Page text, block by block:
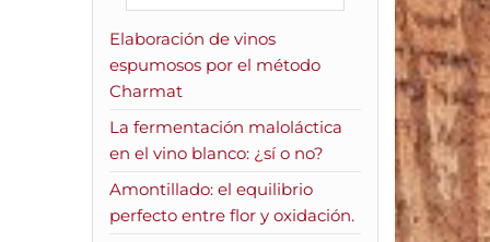
Elaboración de vinos
espumosos por el método
Charmat
La fermentación maloláctica
en el vino blanco: ¿sí o no?
Amontillado: el equilibrio
perfecto entre flor y oxidación.